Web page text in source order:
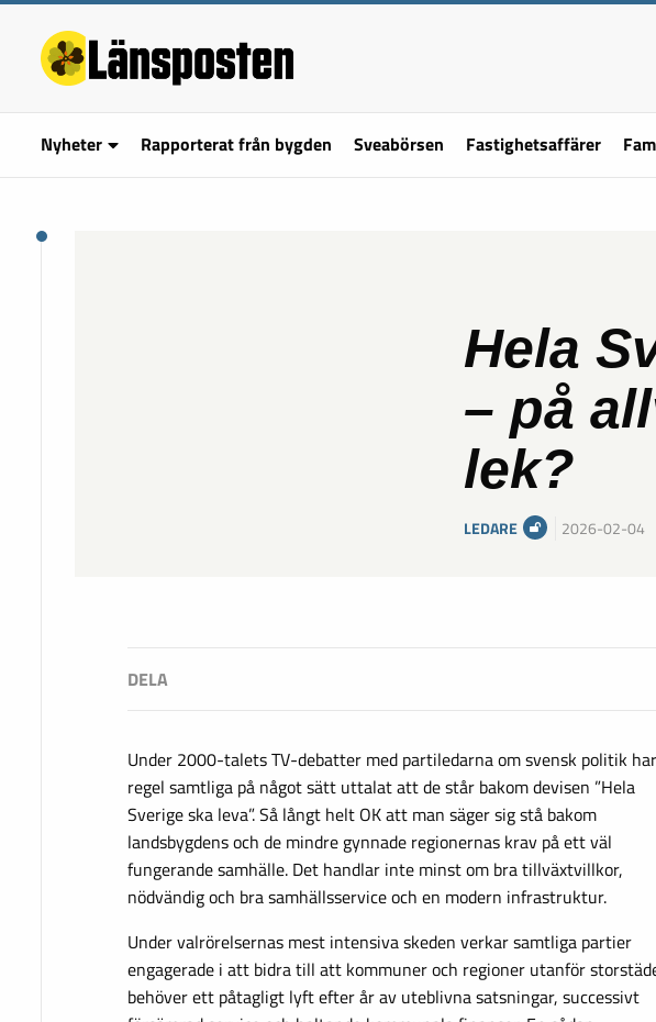
Nyheter Rapporterat från bygden Sveabörsen Fastighetsaffärer
Hela
– på
lek?
LEDARE 2026-02-04
Under 2000-talets TV-debatter med partiledarna om svensk politik
regel samtliga på något sätt uttalat att de står bakom devisen ”Hela
Sverige ska leva”. Så långt helt OK att man säger sig stå bakom
landsbygdens och de mindre gynnade regionernas krav på ett väl
fungerande samhälle. Det handlar inte minst om bra tillväxtvillkor,
nödvändig och bra samhällsservice och en modern infrastruktur.
Under valrörelsernas mest intensiva skeden verkar samtliga partier
engagerade i att bidra till att kommuner och regioner utanför
behöver ett påtagligt lyft efter år av uteblivna satsningar, successivt